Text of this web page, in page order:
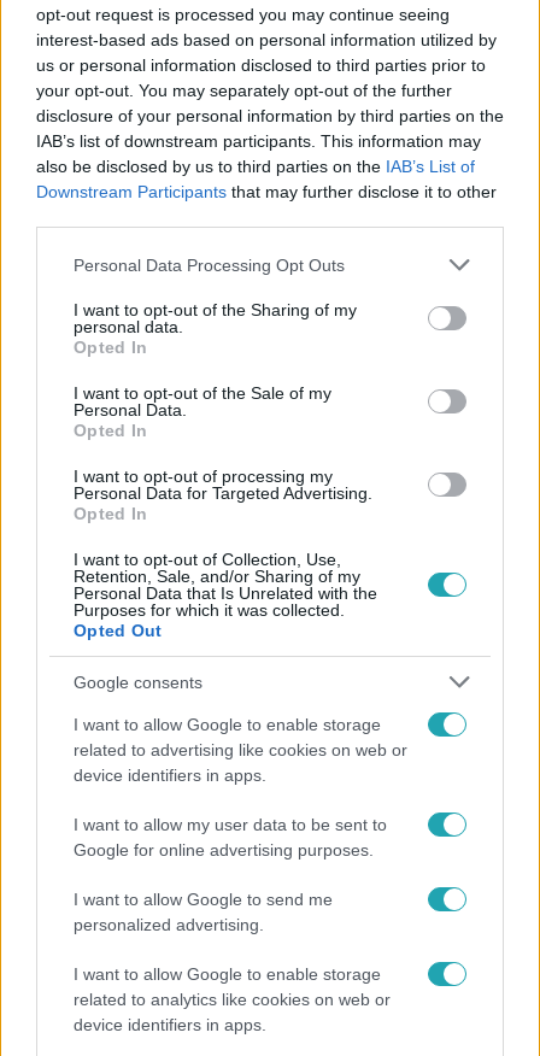
opt-out request is processed you may continue seeing
interest-based ads based on personal information utilized by
us or personal information disclosed to third parties prior to
your opt-out. You may separately opt-out of the further
disclosure of your personal information by third parties on the
IAB’s list of downstream participants. This information may
also be disclosed by us to third parties on the IAB’s List of
Downstream Participants that may further disclose it to other
Please note that this website/app uses one or more Google
not limited to your visit or usage behaviour. You may click to
grant or deny consent to Google and its third-party tags to
use your data for below specified purposes in below Google
consent section.
Personal Data Processing Opt Outs
I want to opt-out of the Sharing of my
personal data.
Opted In
I want to opt-out of the Sale of my
Personal Data.
Opted In
I want to opt-out of processing my
Personal Data for Targeted Advertising.
Opted In
I want to opt-out of Collection, Use,
Retention, Sale, and/or Sharing of my
Personal Data that Is Unrelated with the
Purposes for which it was collected.
Opted Out
Google consents
I want to allow Google to enable storage
related to advertising like cookies on web or
device identifiers in apps.
I want to allow my user data to be sent to
Google for online advertising purposes.
I want to allow Google to send me
personalized advertising.
I want to allow Google to enable storage
related to analytics like cookies on web or
device identifiers in apps.
Kövess minket, és értesülj a friss hírekről a
Facebookon is!
Követem
ÉLETMÓD #PÉNZ #PÉNZSZORONGÁS
MENTÁLIS EGÉSZSÉG #GENERÁCIÓ Z GENERÁCIÓ
Y GENERÁCIÓ
Népszerű
Hosszú Katinka a dokumentumfilmjében Shane
Tusupról: A medencében minden működött